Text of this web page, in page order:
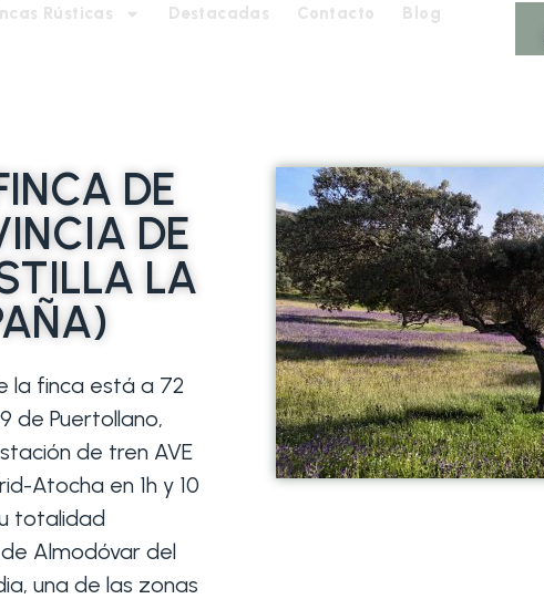
Rústicas Destacadas Contacto Blog
DE
DE
LA
la finca está a 72
de Puertollano,
de tren AVE
Atocha en 1h y 10
totalidad
Almodóvar del
una de las zonas